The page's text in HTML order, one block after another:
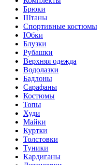
Брюки
Штаны
Спортивные костюмы
Юбки
Блузки
Рубашки
Верхняя одежда
Водолазки
Бадлоны
Сарафаны
Костюмы
Топы
Худи
Майки
Куртки
Толстовки
Туники
Кардиганы